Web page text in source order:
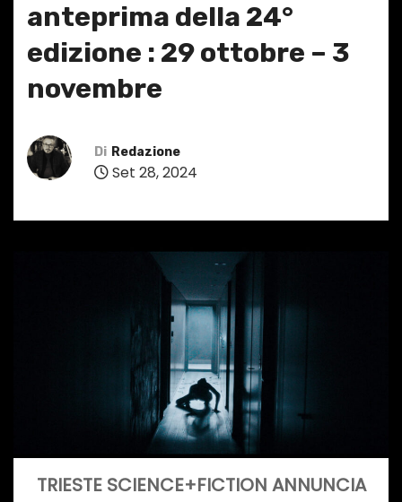
anteprima della 24°
edizione : 29 ottobre – 3
novembre
Di Redazione
Set 28, 2024
TRIESTE SCIENCE+FICTION ANNUNCIA